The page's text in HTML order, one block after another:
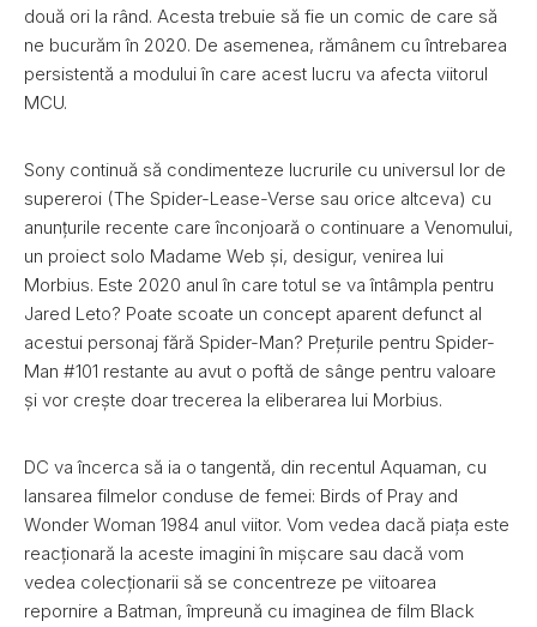
două ori la rând. Acesta trebuie să fie un comic de care să
ne bucurăm în 2020. De asemenea, rămânem cu întrebarea
persistentă a modului în care acest lucru va afecta viitorul
MCU.
Sony continuă să condimenteze lucrurile cu universul lor de
supereroi (The Spider-Lease-Verse sau orice altceva) cu
anunțurile recente care înconjoară o continuare a Venomului,
un proiect solo Madame Web și, desigur, venirea lui
Morbius. Este 2020 anul în care totul se va întâmpla pentru
Jared Leto? Poate scoate un concept aparent defunct al
acestui personaj fără Spider-Man? Prețurile pentru Spider-
Man #101 restante au avut o poftă de sânge pentru valoare
și vor crește doar trecerea la eliberarea lui Morbius.
DC va încerca să ia o tangentă, din recentul Aquaman, cu
lansarea filmelor conduse de femei: Birds of Pray and
Wonder Woman 1984 anul viitor. Vom vedea dacă piața este
reacționară la aceste imagini în mișcare sau dacă vom
vedea colecționarii să se concentreze pe viitoarea
repornire a Batman, împreună cu imaginea de film Black